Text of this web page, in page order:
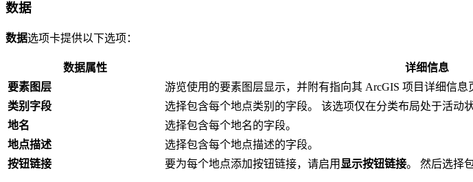
数据
数据选项卡提供以下选项：
数据属性
详细信息
要素图层
游览使用的要素图层显示，并附有指向其 ArcGIS 项目详细信息
类别字段
选择包含每个地点类别的字段。 该选项仅在分类布局处于活动
地名
选择包含每个地名的字段。
地点描述
选择包含每个地点描述的字段。
按钮链接
要为每个地点添加按钮链接，请启用 显示按钮链接。 然后选择